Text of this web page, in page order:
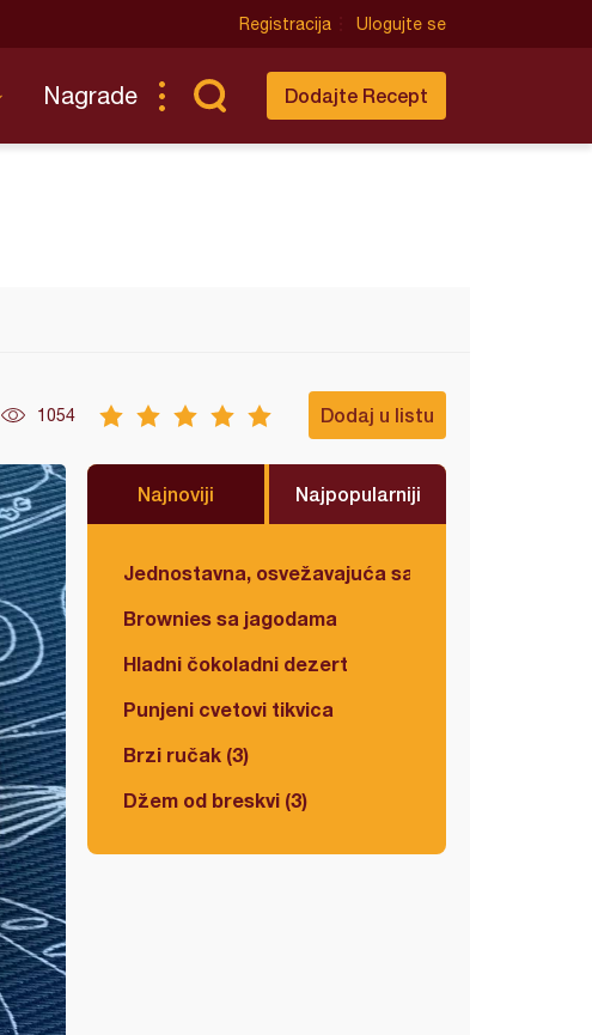
Registracija Ulogujte se
Nagrade Dodajte Recept
1054 Dodaj u listu
Najnoviji Najpopularniji
Jednostavna, osvežavajuća salata
Brownies sa jagodama
Hladni čokoladni dezert
Punjeni cvetovi tikvica
Brzi ručak (3)
Džem od breskvi (3)